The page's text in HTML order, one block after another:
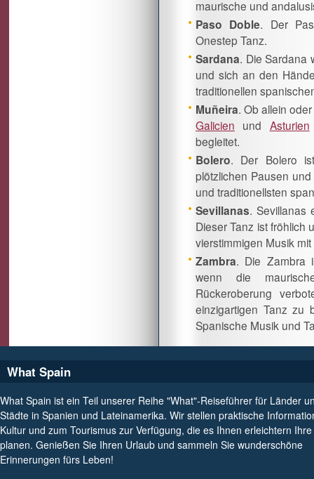
maurische und
Paso Doble. Der
Onestep Tanz.
Sardana. Die Sardana
und sich an den
traditionellen
Muñeira. Ob allein
Galicien und Asturien
begleitet.
Bolero. Der Bolero
plötzlichen Pausen
und traditionellsten
Sevillanas. Sevillanas
Dieser Tanz ist fröhlich
vierstimmigen Musik
Zambra. Die Zambra
wenn die
Rückeroberung
einzigartigen Tanz zu
Spanische Musik und
What Spain
What Spain ist ein Teil unserer Reihe "What"-Reiseführer für Länder
Städte in Spanien und Lateinamerika. Wir stellen praktische
Kultur und zum Tourismus zur Verfügung, die es Ihnen erleichtern
planen. Genießen Sie Ihren Urlaub und sammeln Sie wunderschöne
Erinnerungen fürs Leben!